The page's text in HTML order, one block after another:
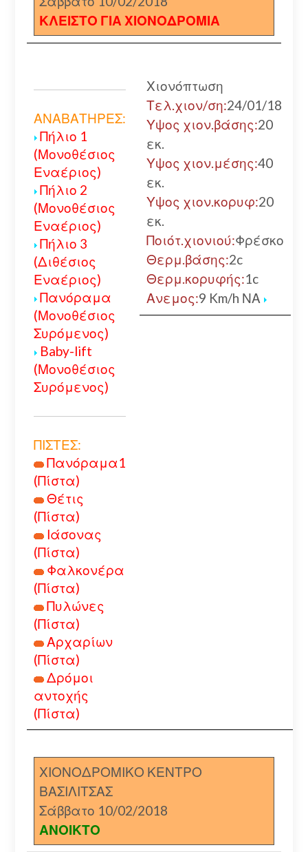
ΚΛΕΙΣΤΟ ΓΙΑ ΧΙΟΝΟΔΡΟΜΙΑ
ΑΝΑΒΑΤΗΡΕΣ:
Πήλιο 1
(Μονοθέσιος
Εναέριος)
Πήλιο 2
(Μονοθέσιος
Εναέριος)
Πήλιο 3
(Διθέσιος
Εναέριος)
Πανόραμα
(Μονοθέσιος
Συρόμενος)
Baby-lift
(Μονοθέσιος
Συρόμενος)
ΠΙΣΤΕΣ:
Πανόραμα1
(Πίστα)
Θέτις
(Πίστα)
Ιάσονας
(Πίστα)
Φαλκονέρα
(Πίστα)
Πυλώνες
(Πίστα)
Αρχαρίων
(Πίστα)
Δρόμοι
αντοχής
(Πίστα)
Χιονόπτωση
Τελ.χιον/ση:24/01/18
Υψος χιον.βάσης:20
εκ.
Υψος χιον.μέσης:40
εκ.
Υψος χιον.κορυφ:20
εκ.
Ποιότ.χιονιού:Φρέσκο
Θερμ.βάσης:2c
Θερμ.κορυφής:1c
Ανεμος:9 Km/h ΝΑ
ΧΙΟΝΟΔΡΟΜΙΚΟ ΚΕΝΤΡΟ
ΒΑΣΙΛΙΤΣΑΣ
Σάββατο 10/02/2018
ΑΝΟΙΚΤΟ